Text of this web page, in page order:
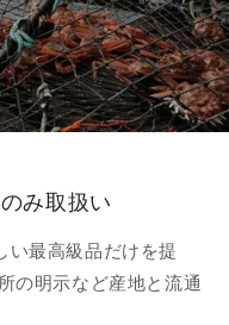
み取扱い
い最高級品だけを提
の明示など産地と流通